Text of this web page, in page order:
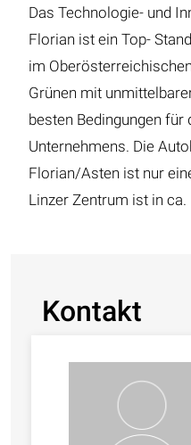
Das Technologie- und
Florian ist ein Top-
im
Grünen mit
besten Bedingungen für
Unternehmens. Die
Florian/Asten ist nur
Linzer Zentrum ist in
Kontakt